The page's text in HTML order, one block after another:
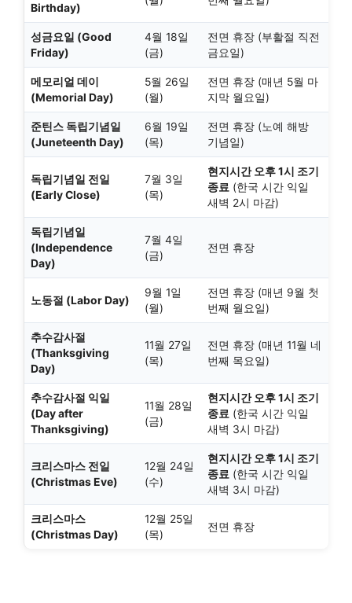
Birthday)
성금요일 (Good
Friday)
4월 18일
(금)
전면 휴장 (부활절 직전
금요일)
메모리얼 데이
(Memorial Day)
5월 26일
(월)
전면 휴장 (매년 5월 마
지막 월요일)
준틴스 독립기념일
(Juneteenth Day)
6월 19일
(목)
전면 휴장 (노예 해방
기념일)
독립기념일 전일
(Early Close)
7월 3일
(목)
현지시간 오후 1시 조기
종료 (한국 시간 익일
새벽 2시 마감)
독립기념일
(Independence
Day)
7월 4일
(금)
전면 휴장
노동절 (Labor Day)
9월 1일
(월)
전면 휴장 (매년 9월 첫
번째 월요일)
추수감사절
(Thanksgiving
Day)
11월 27일
(목)
전면 휴장 (매년 11월 네
번째 목요일)
추수감사절 익일
(Day after
Thanksgiving)
11월 28일
(금)
현지시간 오후 1시 조기
종료 (한국 시간 익일
새벽 3시 마감)
크리스마스 전일
(Christmas Eve)
12월 24일
(수)
현지시간 오후 1시 조기
종료 (한국 시간 익일
새벽 3시 마감)
크리스마스
(Christmas Day)
12월 25일
(목)
전면 휴장